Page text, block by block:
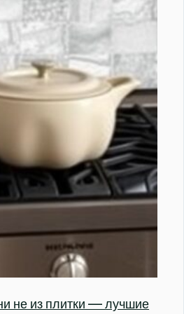
не из плитки — лучшие